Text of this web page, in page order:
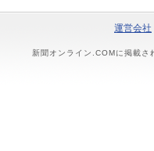
運営会社
新聞オンライン.COMに掲載さ